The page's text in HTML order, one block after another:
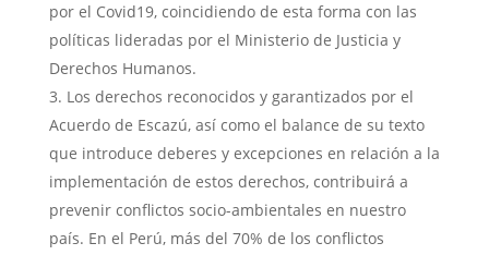
por el Covid19, coincidiendo de esta forma con las
políticas lideradas por el Ministerio de Justicia y
Derechos Humanos.
Los derechos reconocidos y garantizados por el
Acuerdo de Escazú, así como el balance de su texto
que introduce deberes y excepciones en relación a la
implementación de estos derechos, contribuirá a
prevenir conflictos socio-ambientales en nuestro
país. En el Perú, más del 70% de los conflictos